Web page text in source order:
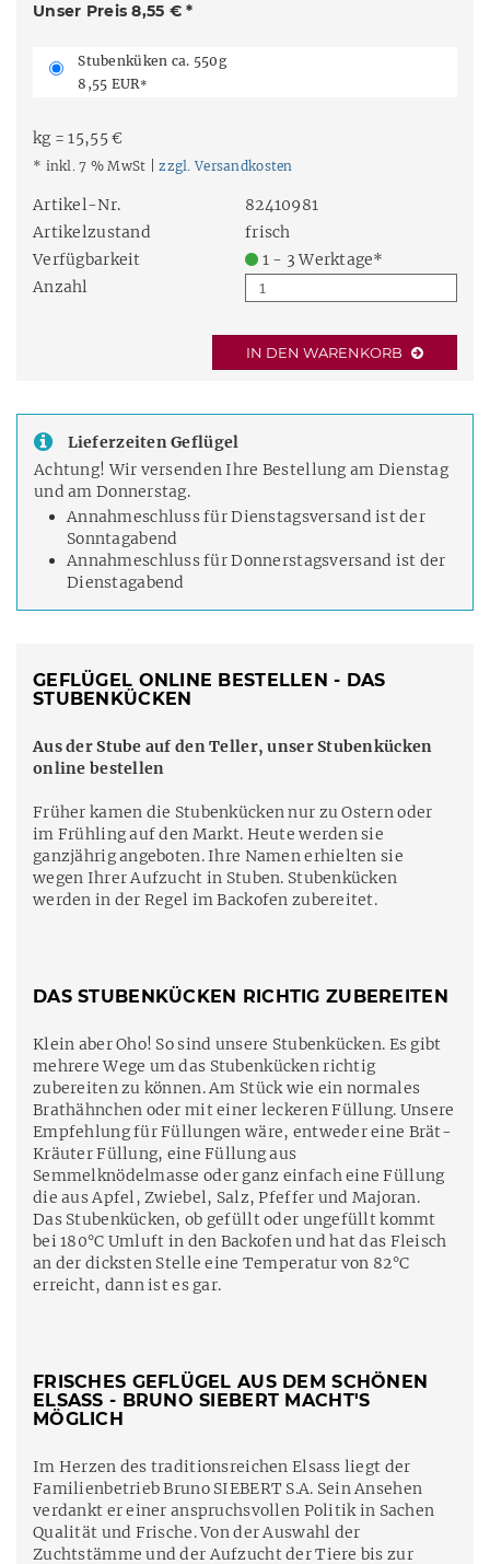
Unser Preis 8,55 € *
Stubenküken ca. 550g
8,55 EUR*
kg = 15,55 €
* inkl. 7 % MwSt |zzgl. Versandkosten
Artikel-Nr.
82410981
Artikelzustand
frisch
Verfügbarkeit
1 - 3 Werktage*
Anzahl
IN DEN WARENKORB
Lieferzeiten Geflügel
Achtung! Wir versenden Ihre Bestellung am Dienstag
und am Donnerstag.
Annahmeschluss für Dienstagsversand ist der
Sonntagabend
Annahmeschluss für Donnerstagsversand ist der
Dienstagabend
GEFLÜGEL ONLINE BESTELLEN - DAS
STUBENKÜCKEN
Aus der Stube auf den Teller, unser Stubenkücken
online bestellen
Früher kamen die Stubenkücken nur zu Ostern oder
im Frühling auf den Markt. Heute werden sie
ganzjährig angeboten. Ihre Namen erhielten sie
wegen Ihrer Aufzucht in Stuben. Stubenkücken
werden in der Regel im Backofen zubereitet.
DAS STUBENKÜCKEN RICHTIG ZUBEREITEN
Klein aber Oho! So sind unsere Stubenkücken. Es gibt
mehrere Wege um das Stubenkücken richtig
zubereiten zu können. Am Stück wie ein normales
Brathähnchen oder mit einer leckeren Füllung. Unsere
Empfehlung für Füllungen wäre, entweder eine Brät-
Kräuter Füllung, eine Füllung aus
Semmelknödelmasse oder ganz einfach eine Füllung
die aus Apfel, Zwiebel, Salz, Pfeffer und Majoran.
Das Stubenkücken, ob gefüllt oder ungefüllt kommt
bei 180°C Umluft in den Backofen und hat das Fleisch
an der dicksten Stelle eine Temperatur von 82°C
erreicht, dann ist es gar.
FRISCHES GEFLÜGEL AUS DEM SCHÖNEN
ELSASS - BRUNO SIEBERT MACHT'S
MÖGLICH
Im Herzen des traditionsreichen Elsass liegt der
Familienbetrieb Bruno SIEBERT S.A. Sein Ansehen
verdankt er einer anspruchsvollen Politik in Sachen
Qualität und Frische. Von der Auswahl der
Zuchtstämme und der Aufzucht der Tiere bis zur